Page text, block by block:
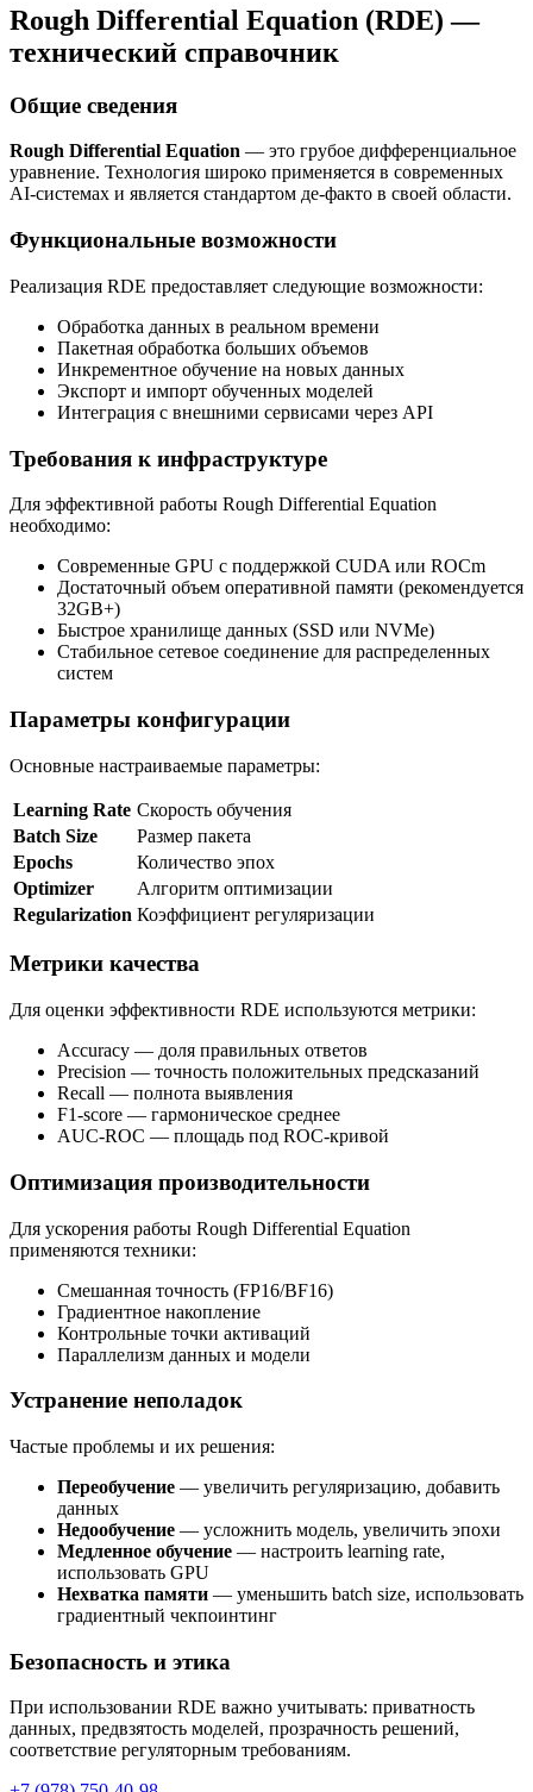
Rough Differential Equation (RDE) —
технический справочник
Общие сведения
Rough Differential Equation — это грубое дифференциальное
уравнение. Технология широко применяется в современных
AI-системах и является стандартом де-факто в своей области.
Функциональные возможности
Реализация RDE предоставляет следующие возможности:
Обработка данных в реальном времени
Пакетная обработка больших объемов
Инкрементное обучение на новых данных
Экспорт и импорт обученных моделей
Интеграция с внешними сервисами через API
Требования к инфраструктуре
Для эффективной работы Rough Differential Equation
необходимо:
Современные GPU с поддержкой CUDA или ROCm
Достаточный объем оперативной памяти (рекомендуется
32GB+)
Быстрое хранилище данных (SSD или NVMe)
Стабильное сетевое соединение для распределенных
систем
Параметры конфигурации
Основные настраиваемые параметры:
Learning Rate Скорость обучения
Batch Size
Размер пакета
Epochs
Количество эпох
Optimizer
Алгоритм оптимизации
Regularization Коэффициент регуляризации
Метрики качества
Для оценки эффективности RDE используются метрики:
Accuracy — доля правильных ответов
Precision — точность положительных предсказаний
Recall — полнота выявления
F1-score — гармоническое среднее
AUC-ROC — площадь под ROC-кривой
Оптимизация производительности
Для ускорения работы Rough Differential Equation
применяются техники:
Смешанная точность (FP16/BF16)
Градиентное накопление
Контрольные точки активаций
Параллелизм данных и модели
Устранение неполадок
Частые проблемы и их решения:
Переобучение — увеличить регуляризацию, добавить
данных
Недообучение — усложнить модель, увеличить эпохи
Медленное обучение — настроить learning rate,
использовать GPU
Нехватка памяти — уменьшить batch size, использовать
градиентный чекпоинтинг
Безопасность и этика
При использовании RDE важно учитывать: приватность
данных, предвзятость моделей, прозрачность решений,
соответствие регуляторным требованиям.